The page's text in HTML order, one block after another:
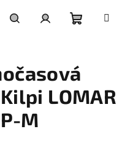
košík
LOMAR
M